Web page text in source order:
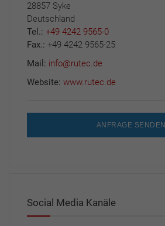
28857 Syke
Deutschland
Tel.: +49 4242 9565-0
Fax.: +49 4242 9565-25
Mail: info@rutec.de
Website: www.rutec.de
ANFRAGE SENDEN
Social Media Kanäle